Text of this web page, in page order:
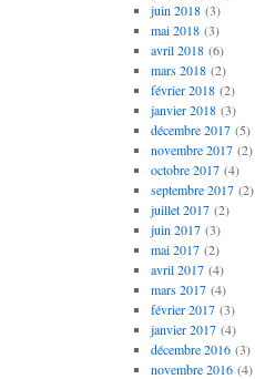
juin 2018(3)
mai 2018(3)
avril 2018(6)
mars 2018(2)
février 2018(2)
janvier 2018(3)
décembre 2017(5)
novembre 2017(2)
octobre 2017(4)
septembre 2017(2)
juillet 2017(2)
juin 2017(3)
mai 2017(2)
avril 2017(4)
mars 2017(4)
février 2017(3)
janvier 2017(4)
décembre 2016(3)
novembre 2016(4)